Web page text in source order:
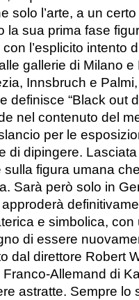
solo l’arte, a un
la sua prima fase
l’esplicito intento
gallerie di Milano
Innsbruch e
definisce “Black out
nel contenuto del
per le
di dipingere.
figura umana
Sarà però solo in
e simbolica,
di essere
dal direttore Robert
Allemand di
astratte. Sempre lo